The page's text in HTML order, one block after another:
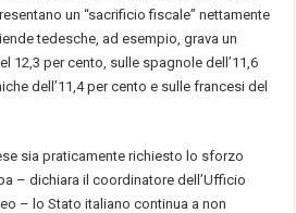
un “sacrificio fiscale” nettamente
tedesche, ad esempio, grava un
12,3 per cento, sulle spagnole dell’11,6
dell’11,4 per cento e sulle francesi del
sia praticamente richiesto lo sforzo
– dichiara il coordinatore dell’Ufficio
– lo Stato italiano continua a non